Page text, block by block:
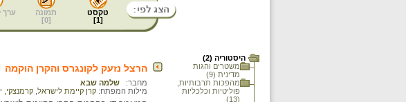
טקסט
[
1
]
תמונה
[
0
]
ערך
היסטוריה (2)
משטרים והגות
מדינית (9)
מהפכות תרבותיות,
פוליטיות וכלכליות
(13)
הרצל נזעק לקונגרס והקרן הוקמה
מחבר:
שלמה שבא
מילות המפתח: קרן קיימת לישראל קרמנצקי,